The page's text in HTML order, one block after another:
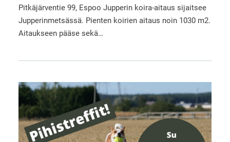
Pitkäjärventie 99, Espoo Jupperin koira-aitaus sijaitsee
Jupperinmetsässä. Pienten koirien aitaus noin 1030 m2.
Aitaukseen pääse sekä…